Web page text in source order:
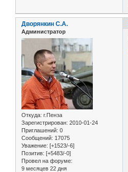
Дворянкин С.А.
Администратор
Откуда: г.Пенза
Зарегистрирован: 2010-01-24
Приглашений: 0
Сообщений: 17075
Уважение: [+1523/-6]
Позитив: [+5483/-0]
Провел на форуме:
9 месяцев 22 дня